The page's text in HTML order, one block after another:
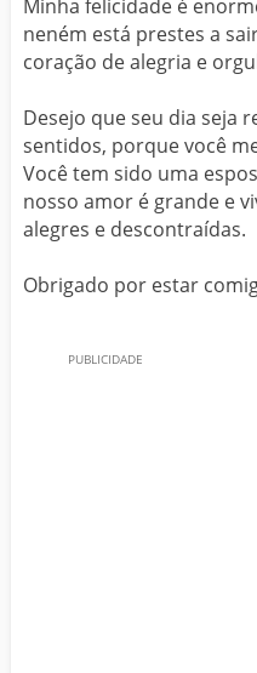
Minha felicidade é
neném está prestes a
coração de alegria e
Desejo que seu dia seja
sentidos, porque você
Você tem sido uma
nosso amor é grande e
alegres e descontraídas.
Obrigado por estar